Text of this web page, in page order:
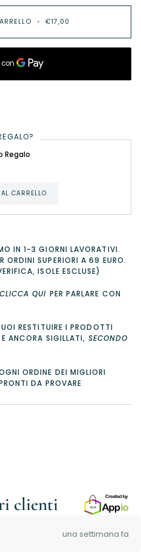
• €17,00
Regalo
CARRELLO
IN 1-3 GIORNI LAVORATIVI.
ORDINI SUPERIORI A 69 EURO.
ISOLE ESCLUSE)
CLICCA QUI PER PARLARE CON
RESTITUIRE I PRODOTTI
ANCORA SIGILLATI, SECONDO
ORDINE DEI MIGLIORI
DA PROVARE
clienti
una settimana fa